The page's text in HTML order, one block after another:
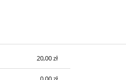
kosztów20,00 zł